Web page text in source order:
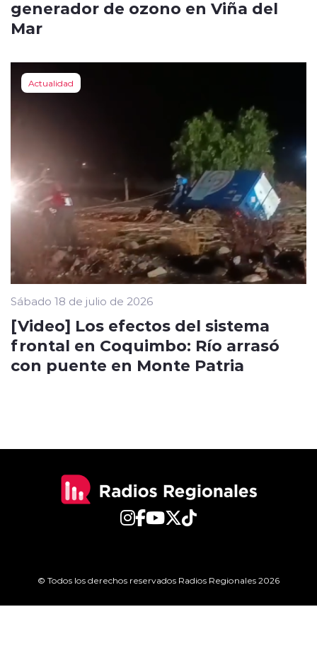
generador de ozono en Viña del
Mar
Actualidad
Sábado 18 de julio de 2026
[Video] Los efectos del sistema
frontal en Coquimbo: Río arrasó
con puente en Monte Patria
© Todos los derechos reservados Radios Regionales 2026